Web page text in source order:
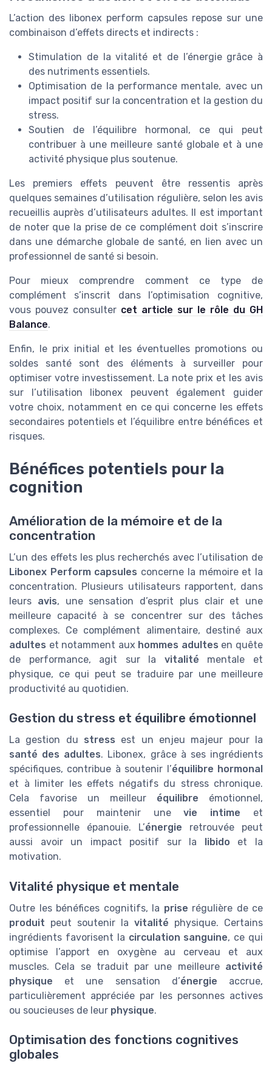
L’action des libonex perform capsules repose sur une
combinaison d’effets directs et indirects :
Stimulation de la vitalité et de l’énergie grâce à
des nutriments essentiels.
Optimisation de la performance mentale, avec un
impact positif sur la concentration et la gestion du
stress.
Soutien de l’équilibre hormonal, ce qui peut
contribuer à une meilleure santé globale et à une
activité physique plus soutenue.
Les premiers effets peuvent être ressentis après
quelques semaines d’utilisation régulière, selon les avis
recueillis auprès d’utilisateurs adultes. Il est important
de noter que la prise de ce complément doit s’inscrire
dans une démarche globale de santé, en lien avec un
professionnel de santé si besoin.
Pour mieux comprendre comment ce type de
complément s’inscrit dans l’optimisation cognitive,
vous pouvez consulter cet article sur le rôle du GH
Balance.
Enfin, le prix initial et les éventuelles promotions ou
soldes santé sont des éléments à surveiller pour
optimiser votre investissement. La note prix et les avis
sur l’utilisation libonex peuvent également guider
votre choix, notamment en ce qui concerne les effets
secondaires potentiels et l’équilibre entre bénéfices et
risques.
Bénéfices potentiels pour la
cognition
Amélioration de la mémoire et de la
concentration
L’un des effets les plus recherchés avec l’utilisation de
Libonex Perform capsules concerne la mémoire et la
concentration. Plusieurs utilisateurs rapportent, dans
leurs avis, une sensation d’esprit plus clair et une
meilleure capacité à se concentrer sur des tâches
complexes. Ce complément alimentaire, destiné aux
adultes et notamment aux hommes adultes en quête
de performance, agit sur la vitalité mentale et
physique, ce qui peut se traduire par une meilleure
productivité au quotidien.
Gestion du stress et équilibre émotionnel
La gestion du stress est un enjeu majeur pour la
santé des adultes. Libonex, grâce à ses ingrédients
spécifiques, contribue à soutenir l’équilibre hormonal
et à limiter les effets négatifs du stress chronique.
Cela favorise un meilleur équilibre émotionnel,
essentiel pour maintenir unevie intime et
professionnelle épanouie. L’énergie retrouvée peut
aussi avoir un impact positif sur la
libido et la
motivation.
Vitalité physique et mentale
Outre les bénéfices cognitifs, la prise régulière de ce
produit peut soutenir la vitalité physique. Certains
ingrédients favorisent la circulation sanguine, ce qui
optimise l’apport en oxygène au cerveau et aux
muscles. Cela se traduit par une meilleure activité
physique et une sensation d’énergie accrue,
particulièrement appréciée par les personnes actives
ou soucieuses de leur physique.
Optimisation des fonctions cognitives
globales